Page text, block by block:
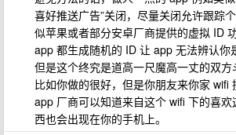
喜好推送广告”关闭，尽量关闭允许跟踪
似苹果或者部分安卓厂商提供的虚拟 ID
app 都生成随机的 ID 让 app 无法辨认你
但是这个终究是道高一尺魔高一丈的双方
比如你做的很好，但是你朋友来你家 wifi
app 厂商可以知道来自这个 wifi 下的喜
西也会出现在你的手机上。